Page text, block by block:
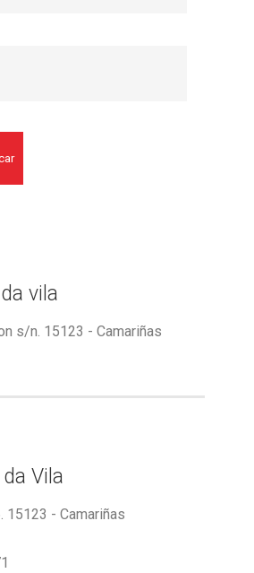
vila
s/n. 15123 - Camariñas
Vila
15123 - Camariñas